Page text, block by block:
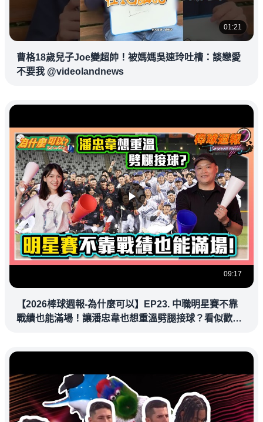
01:21
曹格18歲兒子Joe變超帥！被媽媽吳速玲吐槽：談戀愛
不要我 @videolandnews
09:17
【2026棒球週報-為什麼可以】EP23. 中職明星賽不靠
戰績也能滿場！讓潘忠韋也想重溫劈腿接球？看似歡樂